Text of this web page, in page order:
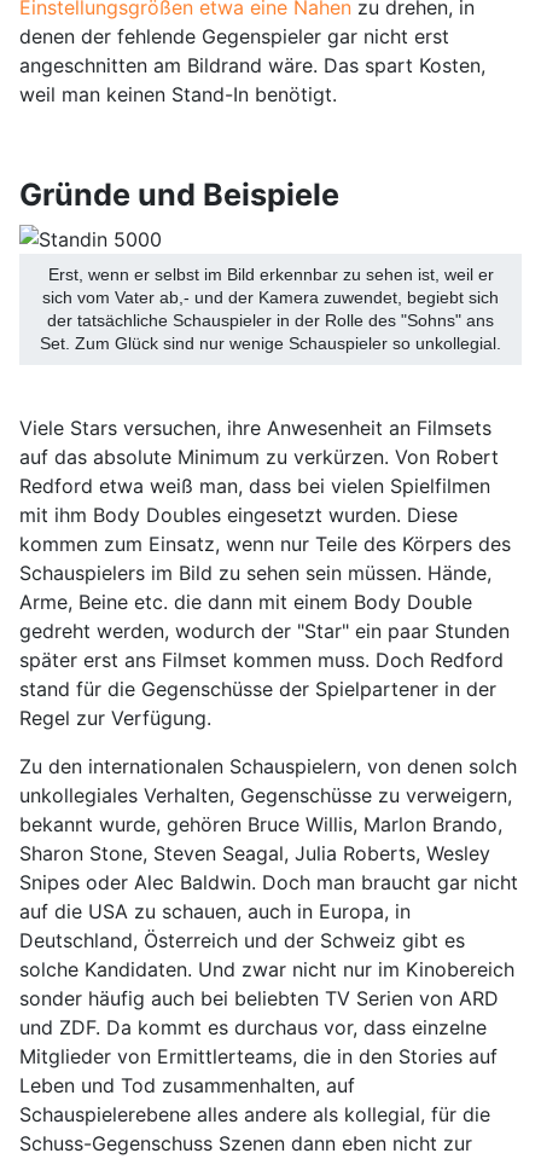
Einstellungsgrößen etwa eine Nahen zu drehen, in
denen der fehlende Gegenspieler gar nicht erst
angeschnitten am Bildrand wäre. Das spart Kosten,
weil man keinen Stand-In benötigt.
Gründe und Beispiele
Erst, wenn er selbst im Bild erkennbar zu sehen ist, weil er
sich vom Vater ab,- und der Kamera zuwendet, begiebt sich
der tatsächliche Schauspieler in der Rolle des "Sohns" ans
Set. Zum Glück sind nur wenige Schauspieler so unkollegial.
Viele Stars versuchen, ihre Anwesenheit an Filmsets
auf das absolute Minimum zu verkürzen. Von Robert
Redford etwa weiß man, dass bei vielen Spielfilmen
mit ihm Body Doubles eingesetzt wurden. Diese
kommen zum Einsatz, wenn nur Teile des Körpers des
Schauspielers im Bild zu sehen sein müssen. Hände,
Arme, Beine etc. die dann mit einem Body Double
gedreht werden, wodurch der "Star" ein paar Stunden
später erst ans Filmset kommen muss. Doch Redford
stand für die Gegenschüsse der Spielpartener in der
Regel zur Verfügung.
Zu den internationalen Schauspielern, von denen solch
unkollegiales Verhalten, Gegenschüsse zu verweigern,
bekannt wurde, gehören Bruce Willis, Marlon Brando,
Sharon Stone, Steven Seagal, Julia Roberts, Wesley
Snipes oder Alec Baldwin. Doch man braucht gar nicht
auf die USA zu schauen, auch in Europa, in
Deutschland, Österreich und der Schweiz gibt es
solche Kandidaten. Und zwar nicht nur im Kinobereich
sonder häufig auch bei beliebten TV Serien von ARD
und ZDF. Da kommt es durchaus vor, dass einzelne
Mitglieder von Ermittlerteams, die in den Stories auf
Leben und Tod zusammenhalten, auf
Schauspielerebene alles andere als kollegial, für die
Schuss-Gegenschuss Szenen dann eben nicht zur